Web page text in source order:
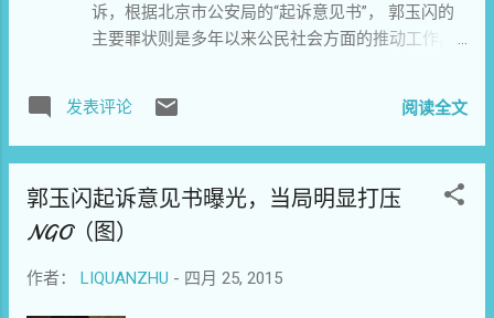
球、象棋、围棋等项其成败胜负比较绝对。
赛跑、体操、投掷、跳高、跳远之类则在进
比较起来似乎不是那么强烈；滑冰...
诉，根据北京市公安局的“起诉意见书”， 郭玉闪的
主要罪状则是多年以来公民社会方面的推动工作。
所涉嫌的“非法经营”案的“起诉意见书”。 郭玉闪是传
知行的创办人，法人代表，何正军则是传知行的行
于2015年1月3日被正式批捕，根据司法惯例，检察
院的正式起诉书将以警方起草的“起诉意见书”为基
玉闪等人成立北京传知行社会经济咨询有限公司
发表评论 阅读全文
郭玉闪起诉意见书曝光，当局明显打压
NGO（图）
作者： LIQUANZHU - 四月 25, 2015